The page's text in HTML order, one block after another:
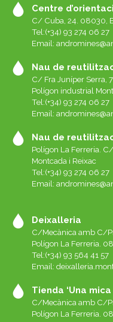
Centre
C/ Cuba, 24. 08030,
Tel:(+34) 93 274 06 27
Email:
Nau de
C/ Fra Juníper Serra,
Polígon industrial
Tel:(+34) 93 274 06 27
Email:
Nau de
Polígon La Ferreria.
Montcada i Reixac
Tel:(+34) 93 274 06 27
Email:
Deixalleria
C/Mecànica amb C/
Polígon La Ferreria.
Tel:(+34) 93 564 41 57
Email:
Tienda ‘Una
C/Mecànica amb C/
Polígon La Ferreria.